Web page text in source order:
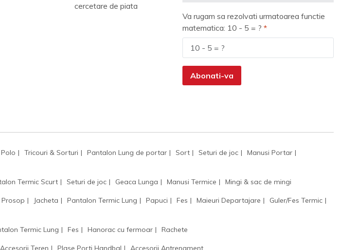
cercetare de piata
Va rugam sa rezolvati urmatoarea functie
matematica: 10 - 5 = ?
Abonati-va
Tricouri & Sorturi Pantalon Lung de portar Sort Seturi de joc
Manusi Portar
Termic Scurt Seturi de joc Geaca Lunga Manusi Termice Mingi & sac de mingi
Prosop Jacheta Pantalon Termic Lung Papuci Fes Maieuri Departajare
Guler/Fes Termic
Termic Lung Fes Hanorac cu fermoar Rachete
Accesorii Teren Plase Porti Handbal Accesorii Antrenament